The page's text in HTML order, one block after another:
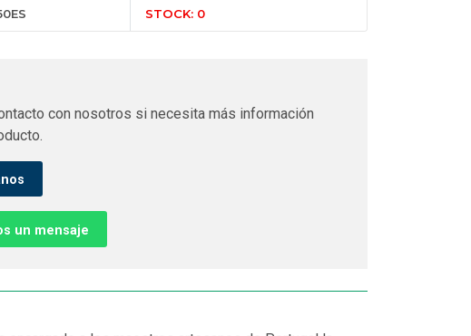
STOCK: 0
con nosotros si necesita más información
un mensaje